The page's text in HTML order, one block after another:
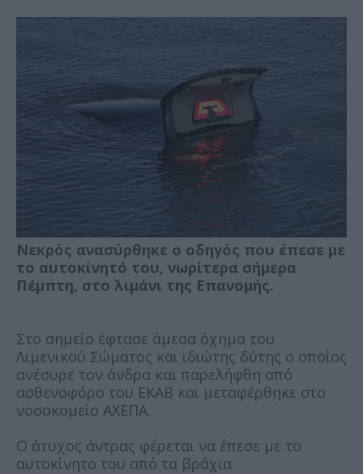
Νεκρός ανασύρθηκε ο οδηγός που έπεσε με
το αυτοκίνητό του, νωρίτερα σήμερα
Πέμπτη, στο λιμάνι της Επανομής.
Στο σημείο έφτασε άμεσα όχημα του
Λιμενικού Σώματος και ιδιώτης δύτης ο οποίος
ανέσυρε τον άνδρα και παρελήφθη από
ασθενοφόρο του ΕΚΑΒ και μεταφέρθηκε στο
νοσοκομείο ΑΧΕΠΑ.
Ο άτυχος άντρας φέρεται να έπεσε με το
αυτοκίνητο του από τα βράχια